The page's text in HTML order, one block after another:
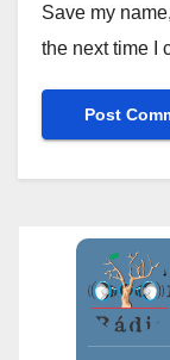
Save my
the next time I